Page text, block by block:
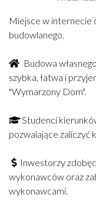
Miejsce w internecie
budowlanego.
Budowa
szybka, łatwa i
"Wymarzony Dom".
Studenci
pozwalające zaliczyć
Inwestorzy
wykonawców oraz
wykonawcami.